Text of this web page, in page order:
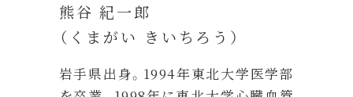
熊谷 紀一郎
（くまがい きいちろう）
岩手県出身。1994年東北大学医学部